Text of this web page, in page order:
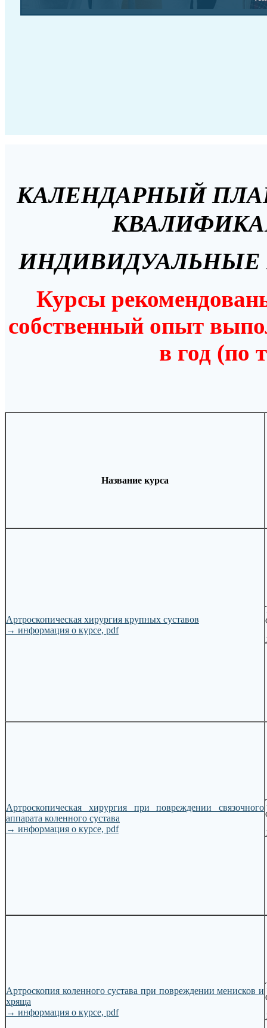
КАЛЕНДАРНЫЙ
Курсы
собственный опыт
в год (по
Название курса
Артроскопическая хирургия крупных суставов
→ информация о курсе, pdf
Артроскопическая хирургия при повреждении связочного
аппарата коленного сустава
→ информация о курсе, pdf
Артроскопия коленного сустава при повреждении менисков и
хряща
→ информация о курсе, pdf